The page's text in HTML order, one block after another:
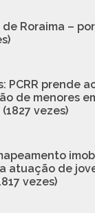
Roraima –
PCRR prende
de menores
vezes)
atuação de
vezes)